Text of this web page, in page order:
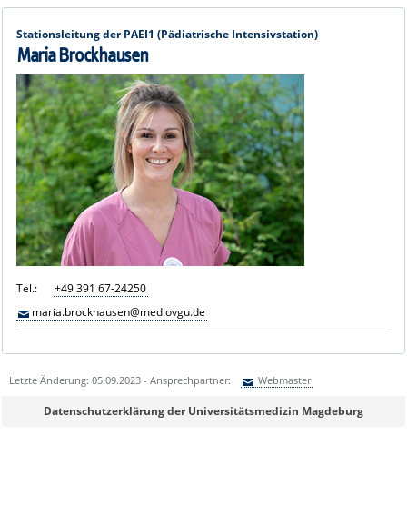
Stationsleitung der PAEI1 (Pädiatrische Intensivstation)
Maria Brockhausen
Tel.:
+49 391 67-24250
maria.brockhausen@med.ovgu.de
Letzte Änderung: 05.09.2023 - Ansprechpartner: Webmaster
Sie können eine Nachricht versenden an:Webmaster
Datenschutzerklärung der Universitätsmedizin Magdeburg